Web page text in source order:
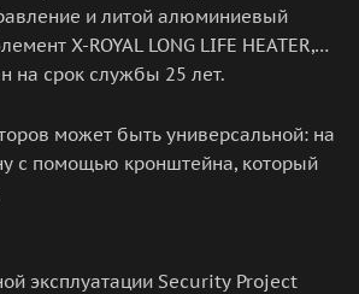
и литой алюминиевый
X-ROYAL LONG LIFE HEATER,
на срок службы 25 лет.
может быть универсальной: на
с помощью кронштейна, который
эксплуатации Security Project